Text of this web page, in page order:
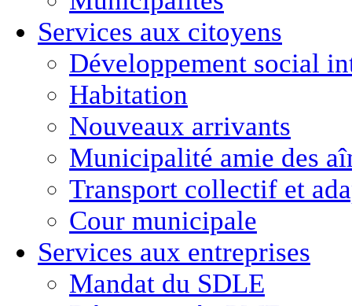
Services aux citoyens
Développement social
Habitation
Nouveaux arrivants
Municipalité amie des
Transport collectif et
Cour municipale
Services aux entreprises
Mandat du SDLE